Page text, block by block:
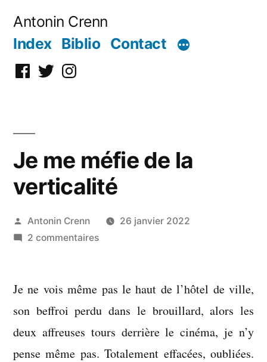
Antonin Crenn
Index Biblio Contact
Facebook
TwitterInstagram
Je me méfie de la
verticalité
Publié
par
Antonin Crenn
26 janvier 2022
2 commentairessur
méfie
verticalité
Je ne vois même pas le haut de l’hôtel de ville,
son beffroi perdu dans le brouillard, alors les
deux affreuses tours derrière le cinéma, je n’y
pense même pas. Totalement effacées, oubliées.